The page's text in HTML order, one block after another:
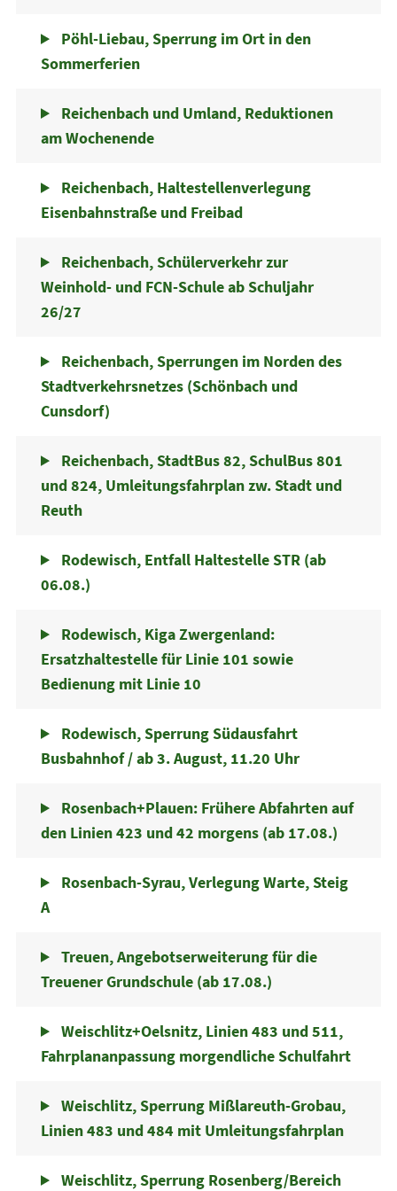
Pöhl-Liebau, Sperrung im Ort in den
Sommerferien
Reichenbach und Umland, Reduktionen
am Wochenende
Reichenbach, Haltestellenverlegung
Eisenbahnstraße und Freibad
Reichenbach, Schülerverkehr zur
Weinhold- und FCN-Schule ab Schuljahr
26/27
Reichenbach, Sperrungen im Norden des
Stadtverkehrsnetzes (Schönbach und
Cunsdorf)
Reichenbach, StadtBus 82, SchulBus 801
und 824, Umleitungsfahrplan zw. Stadt und
Reuth
Rodewisch, Entfall Haltestelle STR (ab
06.08.)
Rodewisch, Kiga Zwergenland:
Ersatzhaltestelle für Linie 101 sowie
Bedienung mit Linie 10
Rodewisch, Sperrung Südausfahrt
Busbahnhof / ab 3. August, 11.20 Uhr
Rosenbach+Plauen: Frühere Abfahrten auf
den Linien 423 und 42 morgens (ab 17.08.)
Rosenbach-Syrau, Verlegung Warte, Steig
A
Treuen, Angebotserweiterung für die
Treuener Grundschule (ab 17.08.)
Weischlitz+Oelsnitz, Linien 483 und 511,
Fahrplananpassung morgendliche Schulfahrt
Weischlitz, Sperrung Mißlareuth-Grobau,
Linien 483 und 484 mit Umleitungsfahrplan
Weischlitz, Sperrung Rosenberg/Bereich